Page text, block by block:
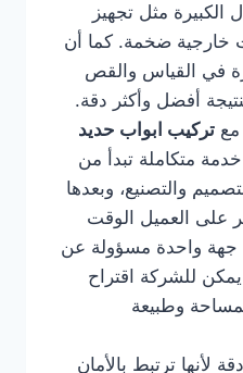
الكبيرة مثل تجهيز
خارجية ضخمة. كما أن
في القياس والقص
أفضل وأكثر دقة.
تركيب ابواب حديد
خدمة متكاملة تبدأ من
والتصنيع، وبعدها
على العميل الوقت
جهة واحدة مسؤولة عن
للشركة اقتراح
وطبيعة
لأنها ترتبط بالأمان